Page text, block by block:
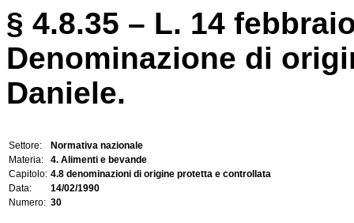
§ 4.8.35 – L. 14
Denominazione di
Daniele.
Settore:
Normativa nazionale
Materia:
4. Alimenti e bevande
Capitolo: 4.8 denominazioni di origine protetta e controllata
Data:
14/02/1990
Numero: 30